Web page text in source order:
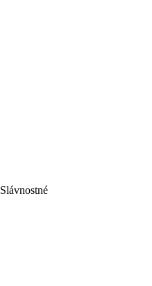
Slávnostné